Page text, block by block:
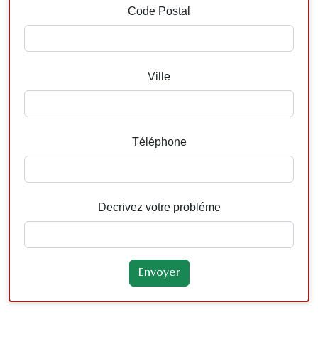
Code Postal
Ville
Téléphone
Decrivez votre probléme